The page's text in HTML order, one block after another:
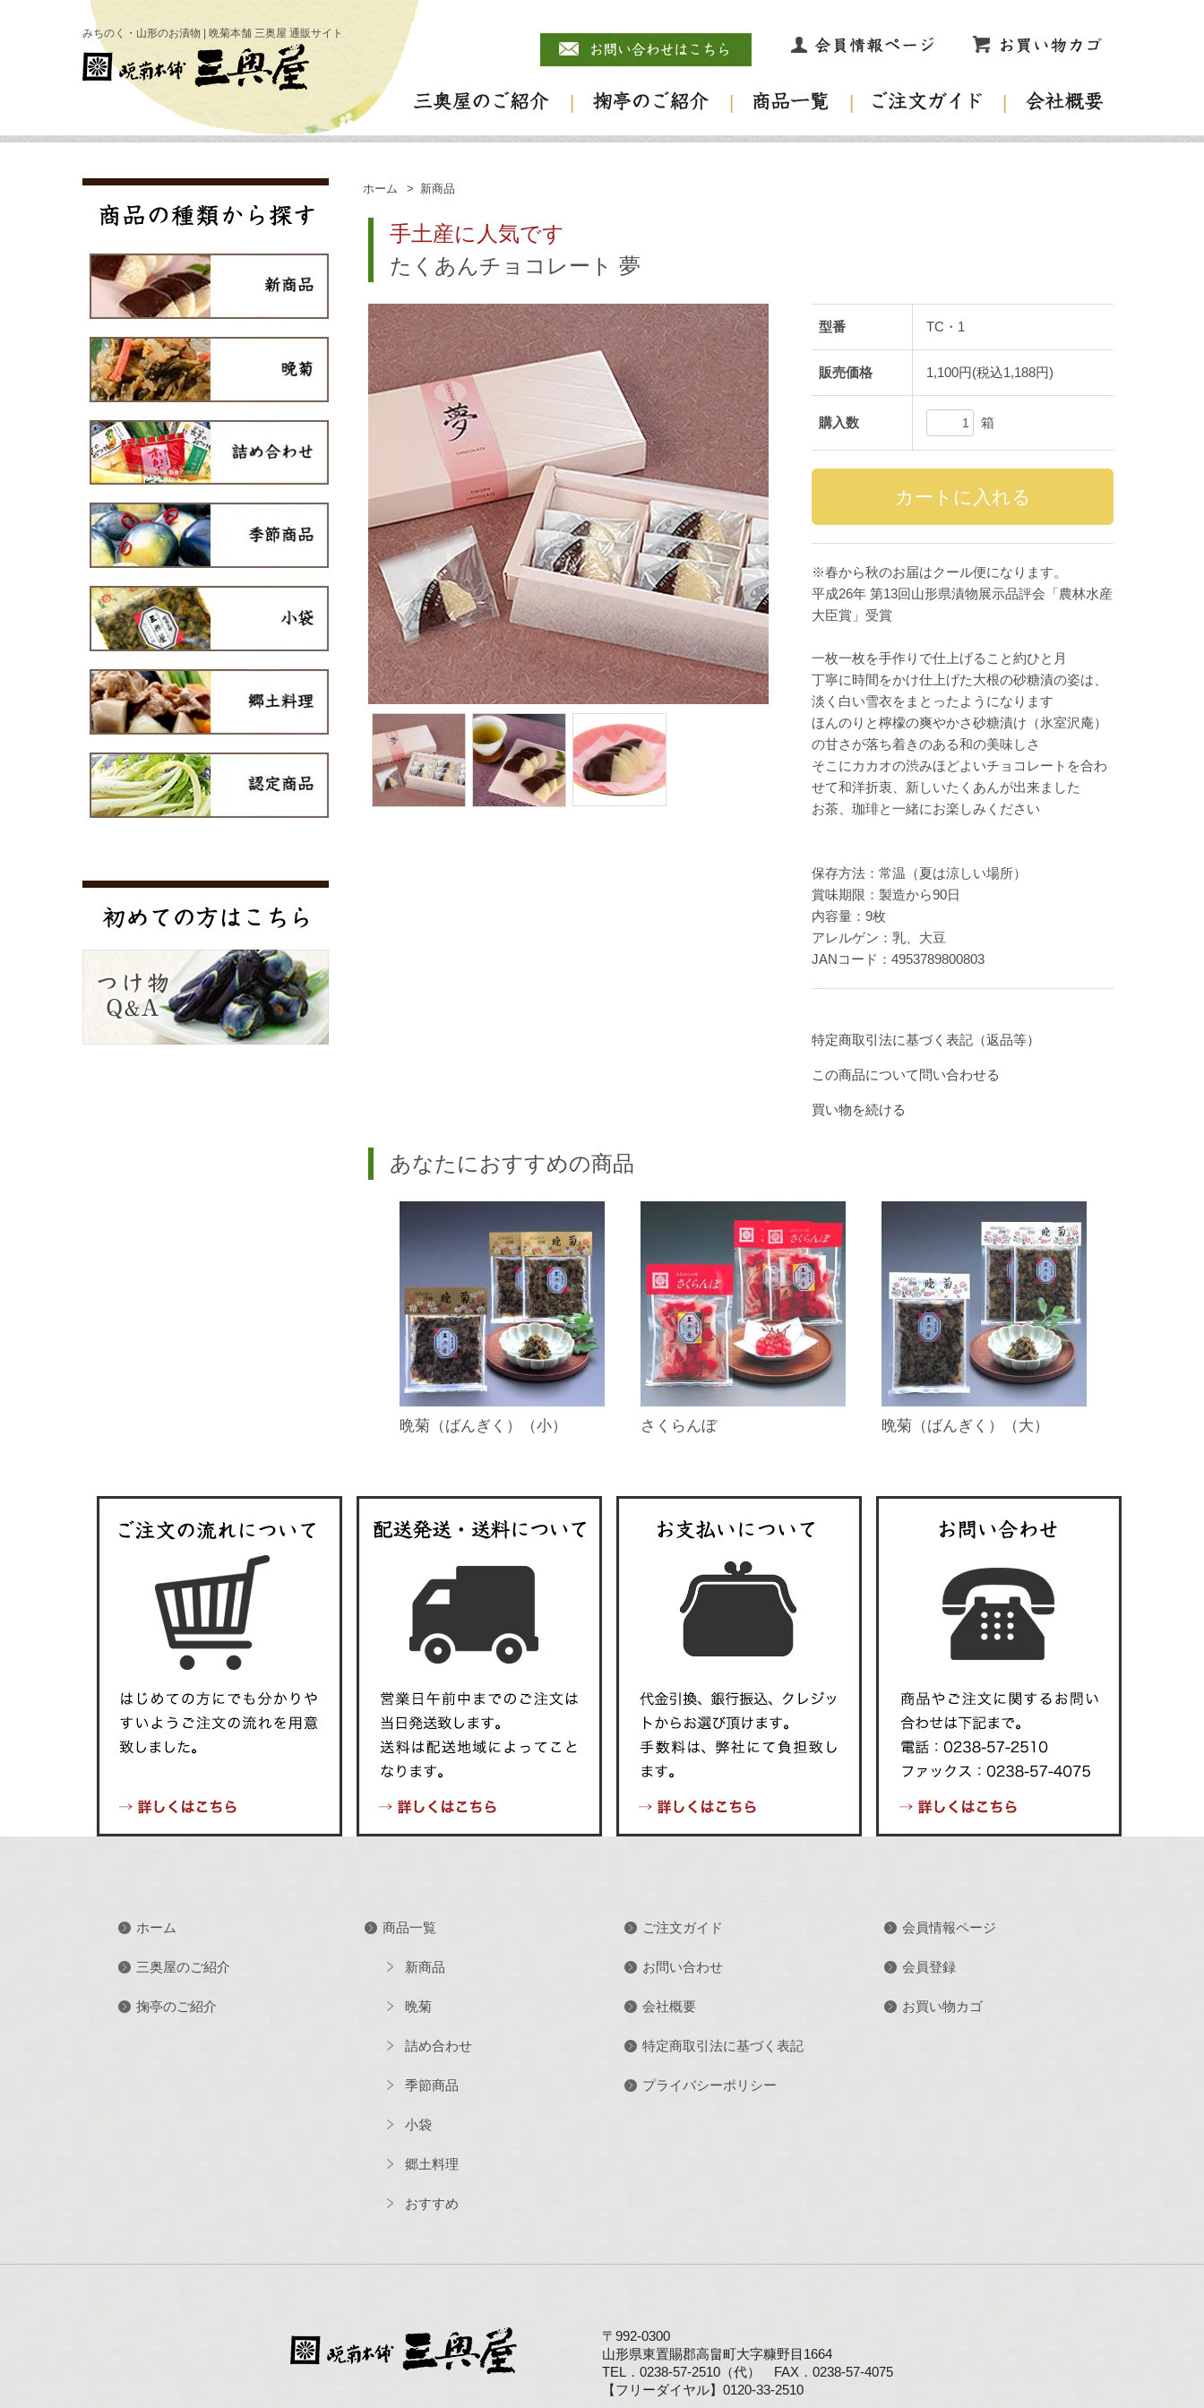
みちのく・山形のお漬物 | 晩菊本舗 三奥屋 通販サイト
ホーム > 新商品
手土産に人気です
たくあんチョコレート 夢
型番 TC・1
販売価格 1,100円(税込1,188円)
購入数 箱
※春から秋のお届はクール便になります。
平成26年 第13回山形県漬物展示品評会「農林水産
大臣賞」受賞
一枚一枚を手作りで仕上げること約ひと月
丁寧に時間をかけ仕上げた大根の砂糖漬の姿は、
淡く白い雪衣をまとったようになります
ほんのりと檸檬の爽やかさ砂糖漬け（氷室沢庵）
の甘さが落ち着きのある和の美味しさ
そこにカカオの渋みほどよいチョコレートを合わ
せて和洋折衷、新しいたくあんが出来ました
お茶、珈琲と一緒にお楽しみください
保存方法：常温（夏は涼しい場所）
賞味期限：製造から90日
内容量：9枚
アレルゲン：乳、大豆
JANコード：4953789800803
特定商取引法に基づく表記（返品等）
この商品について問い合わせる
買い物を続ける
あなたにおすすめの商品
晩菊（ばんぎく）（小） さくらんぼ 晩菊（ばんぎく）（大）
ホーム
三奥屋のご紹介
掬亭のご紹介
商品一覧
新商品
晩菊
詰め合わせ
季節商品
小袋
郷土料理
おすすめ
ご注文ガイド
お問い合わせ
会社概要
特定商取引法に基づく表記
プライバシーポリシー
会員情報ページ
会員登録
お買い物カゴ
〒992-0300
山形県東置賜郡高畠町大字糠野目1664
TEL．0238-57-2510（代） FAX．0238-57-4075
【フリーダイヤル】0120-33-2510